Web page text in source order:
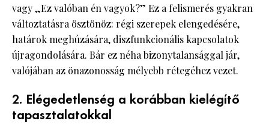
vagy „Ez valóban én vagyok?” Ez a felismerés gyakran
változtatásra ösztönöz: régi szerepek elengedésére,
határok meghúzására, diszfunkcionális kapcsolatok
újragondolására. Bár ez néha bizonytalansággal jár,
valójában az önazonosság mélyebb rétegéhez vezet.
2. Elégedetlenség a korábban kielégítő
tapasztalatokkal